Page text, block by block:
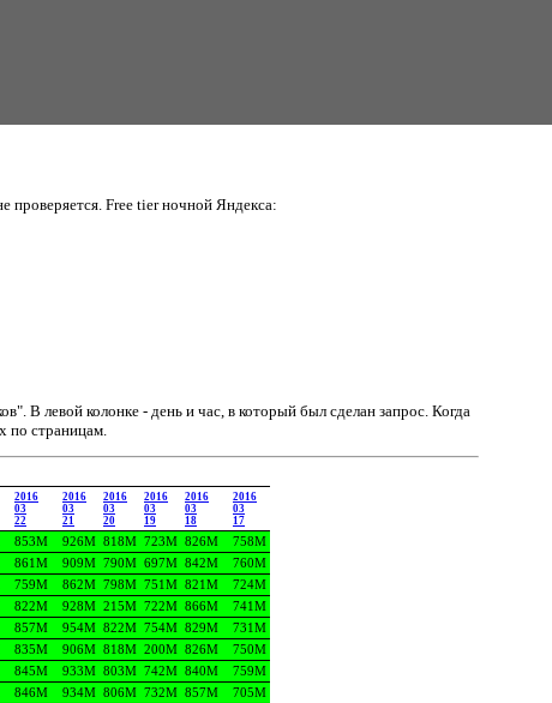
проверяется. Free tier ночной Яндекса:
В левой колонке - день и час, в который был сделан запрос. Когда
по страницам.
2016
03
22
2016
03
21
2016
03
20
2016
03
19
2016
03
18
2016
03
17
853M 926M 818M 723M 826M
758M
861M 909M 790M 697M 842M
760M
759M 862M 798M 751M 821M
724M
822M 928M 215M 722M 866M
741M
857M 954M 822M 754M 829M
731M
835M 906M 818M 200M 826M
750M
845M 933M 803M 742M 840M
759M
846M 934M 806M 732M 857M
705M